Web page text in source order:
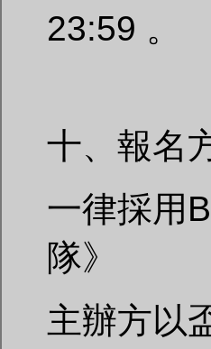
23:59 。
十、報名
一律採用
隊》
主辦方以